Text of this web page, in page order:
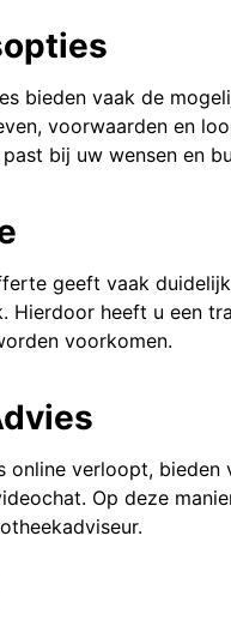
bieden vaak de
voorwaarden en
bij uw wensen en
geeft vaak
Hierdoor heeft u een
voorkomen.
online verloopt,
Op deze